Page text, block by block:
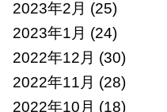
2023年2月 (25)
2023年1月 (24)
2022年12月 (30)
2022年11月 (28)
2022年10月 (18)